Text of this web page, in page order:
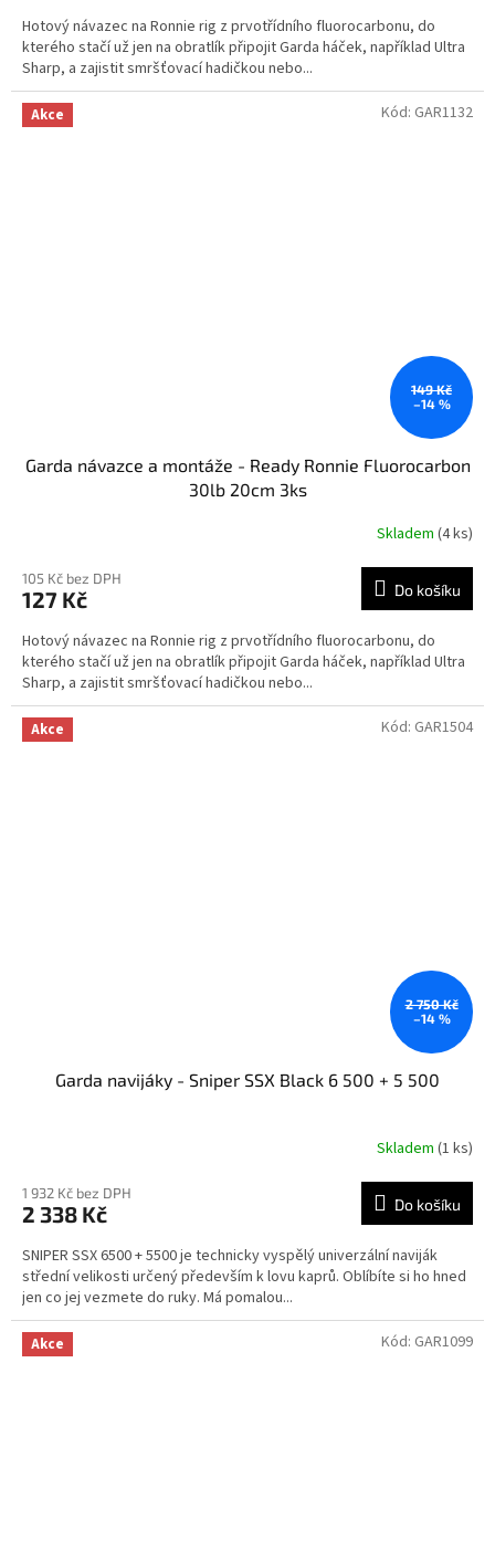
Hotový návazec na Ronnie rig z prvotřídního fluorocarbonu, do
kterého stačí už jen na obratlík připojit Garda háček, například Ultra
Sharp, a zajistit smršťovací hadičkou nebo...
Akce
149 Kč
–14 %
Garda návazce a montáže - Ready Ronnie Fluorocarbon
30lb 20cm 3ks
Skladem (4 ks)
105 Kč bez DPH
127 Kč Do košíku
Hotový návazec na Ronnie rig z prvotřídního fluorocarbonu, do
kterého stačí už jen na obratlík připojit Garda háček, například Ultra
Sharp, a zajistit smršťovací hadičkou nebo...
Kód: GAR1132
Akce
2 750 Kč
–14 %
Garda navijáky - Sniper SSX Black 6 500 + 5 500
Skladem (1 ks)
1 932 Kč bez DPH
2 338 Kč Do košíku
SNIPER SSX 6500 + 5500 je technicky vyspělý univerzální naviják
střední velikosti určený především k lovu kaprů. Oblíbíte si ho hned
jen co jej vezmete do ruky. Má pomalou...
Kód: GAR1504
Akce Kód: GAR1099